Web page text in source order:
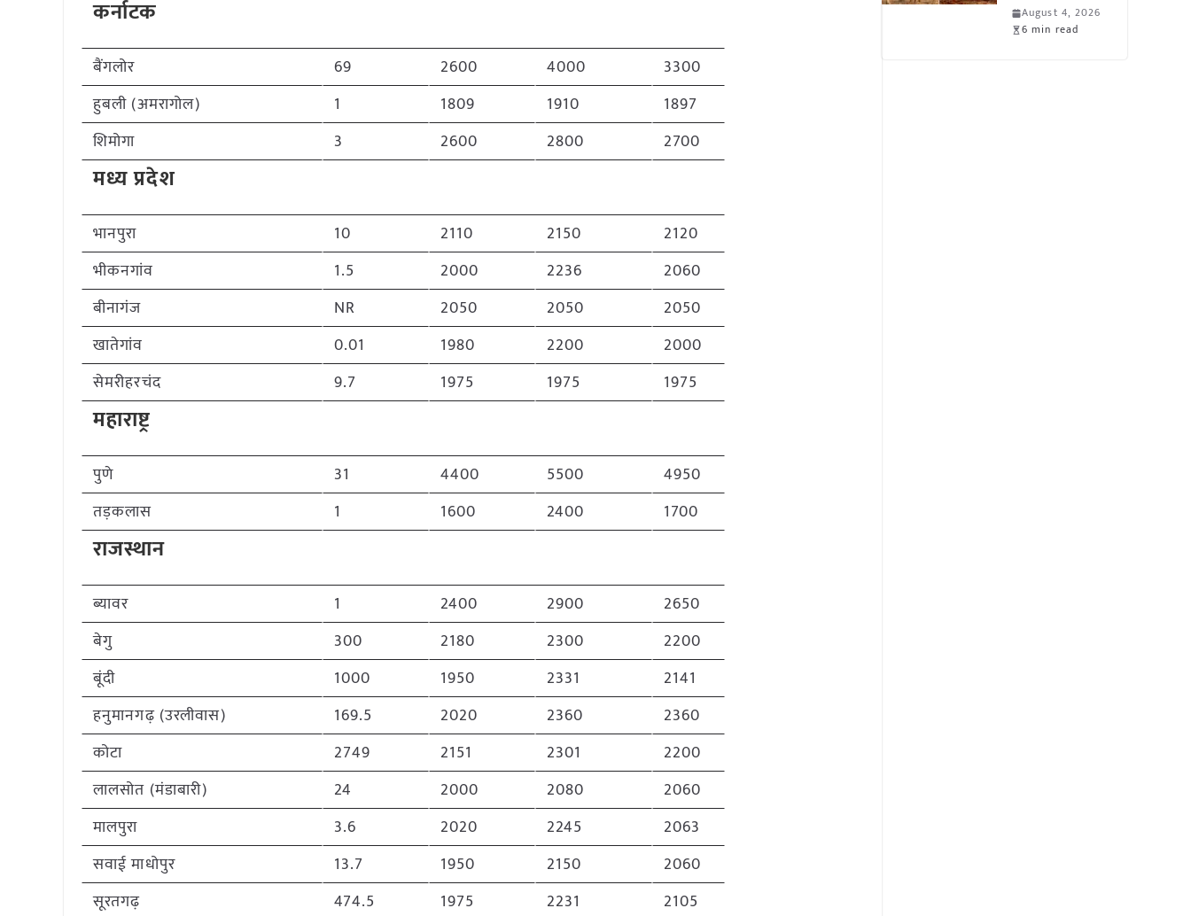
कर्नाटक
बैंगलोर 69 2600 4000
3300
हुबली (अमरागोल)
1 1809 1910
1897
शिमोगा
3 2600 2800 2700
मध्य प्रदेश
भानपुरा 10 2110 2150
2120
भीकनगांव
1.5 2000 2236
2060
बीनागंज
NR 2050 2050
2050
खातेगांव
0.01 1980 2200
2000
सेमरीहरचंद
9.7 1975 1975 1975
महाराष्ट्र
पुणे 31 4400 5500
4950
तड़कलास
1 1600 2400 1700
राजस्थान
ब्यावर 1 2400 2900
2650
बेगु
300 2180 2300
2200
बूंदी
1000 1950 2331
2141
हनुमानगढ़ (उरलीवास)
169.5 2020 2360
2360
कोटा
2749 2151 2301
2200
लालसोत (मंडाबारी)
24 2000 2080
2060
मालपुरा
3.6 2020 2245
2063
सवाई माधोपुर
13.7 1950 2150
2060
सूरतगढ़
474.5 1975 2231 2105
August 4, 2026
6 min read